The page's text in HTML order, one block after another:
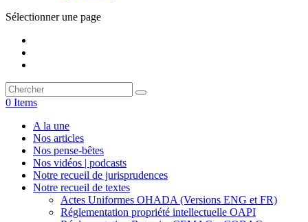
Sélectionner une page
0 Items
A la une
Nos articles
Nos pense-bêtes
Nos vidéos | podcasts
Notre recueil de jurisprudences
Notre recueil de textes
Actes Uniformes OHADA (Versions ENG et FR)
Réglementation propriété intellectuelle OAPI